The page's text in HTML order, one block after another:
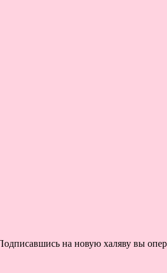
на новую халяву вы